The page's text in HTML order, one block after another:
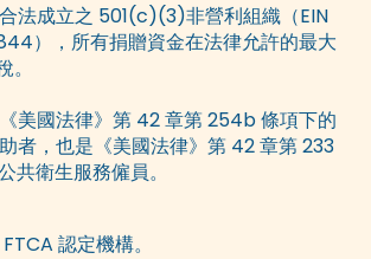
法成立之 501(c)(3)非營利組織（EIN
），所有捐贈資金在法律允許的最大
美國法律》第 42 章第 254b 條項下的
者，也是《美國法律》第 42 章第 233
衛生服務僱員。
認定機構。